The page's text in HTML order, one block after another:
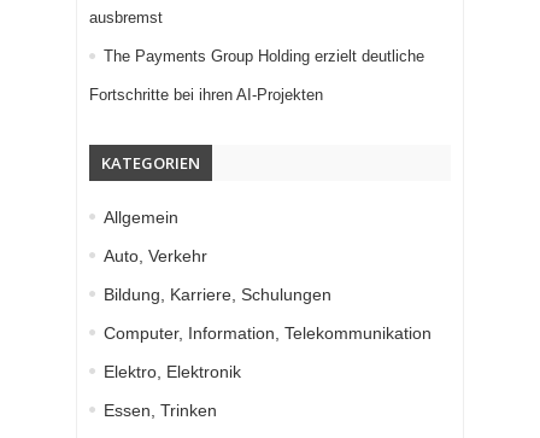
ausbremst
The Payments Group Holding erzielt deutliche
Fortschritte bei ihren AI-Projekten
KATEGORIEN
Allgemein
Auto, Verkehr
Bildung, Karriere, Schulungen
Computer, Information, Telekommunikation
Elektro, Elektronik
Essen, Trinken